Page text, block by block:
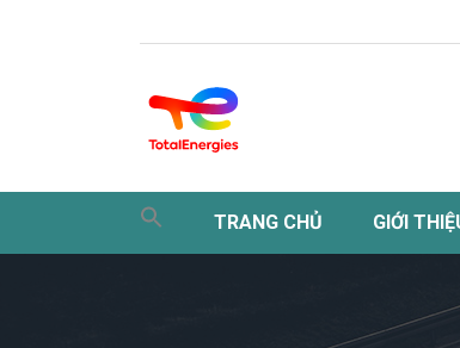
TRANG CHỦ GIỚI